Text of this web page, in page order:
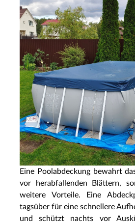
Eine Poolabdeckung bewahrt
vor herabfallenden Blättern,
weitere Vorteile. Eine
tagsüber für eine schnellere
und schützt nachts vor